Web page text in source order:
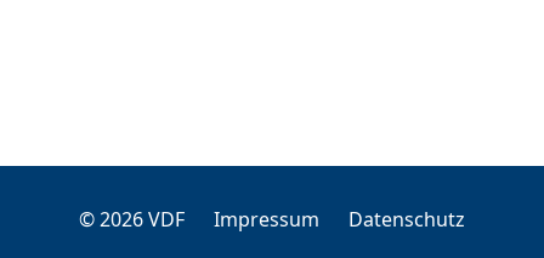
© 2026 VDF Impressum Datenschutz